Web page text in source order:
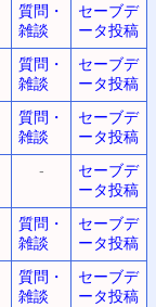
質問・
雑談
セーブデ
ータ投稿
質問・
雑談
セーブデ
ータ投稿
質問・
雑談
セーブデ
ータ投稿
-
セーブデ
ータ投稿
質問・
雑談
セーブデ
ータ投稿
質問・
雑談
セーブデ
ータ投稿